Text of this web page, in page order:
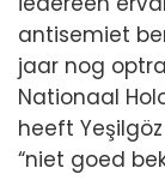
antisemiet
jaar nog
Nationaal
heeft
“niet goed